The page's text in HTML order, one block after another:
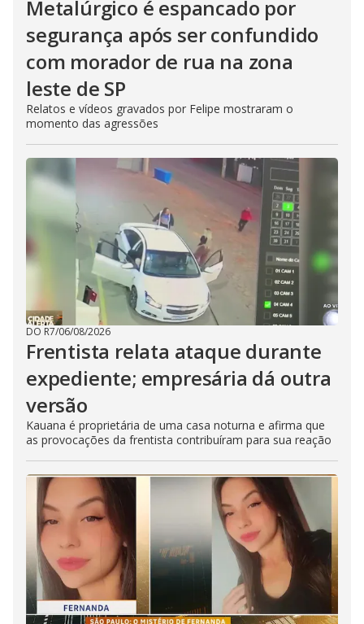
Metalúrgico é espancado por
segurança após ser confundido
com morador de rua na zona
leste de SP
Relatos e vídeos gravados por Felipe mostraram o
momento das agressões
DO R7/06/08/2026
Frentista relata ataque durante
expediente; empresária dá outra
versão
Kauana é proprietária de uma casa noturna e afirma que
as provocações da frentista contribuíram para sua reação